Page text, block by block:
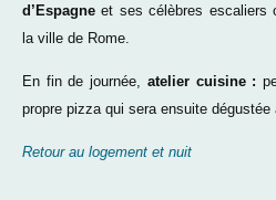
d’Espagne et ses célèbres escaliers
la ville de Rome.
En fin de journée, atelier cuisine :
propre pizza qui sera ensuite dégustée
Retour au logement et nuit